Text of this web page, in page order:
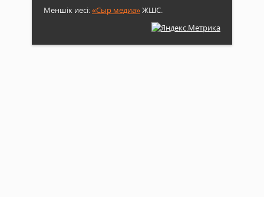
Меншік иесі:«Сыр медиа»ЖШС.